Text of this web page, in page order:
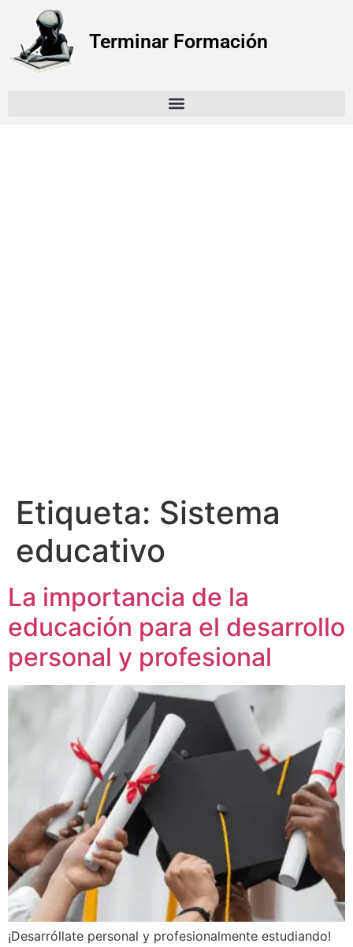
Terminar Formación
Etiqueta: Sistema
educativo
La importancia de la
educación para el desarrollo
personal y profesional
¡Desarróllate personal y profesionalmente estudiando!